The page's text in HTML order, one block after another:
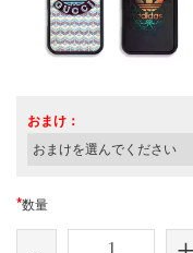
おまけ：
*数量